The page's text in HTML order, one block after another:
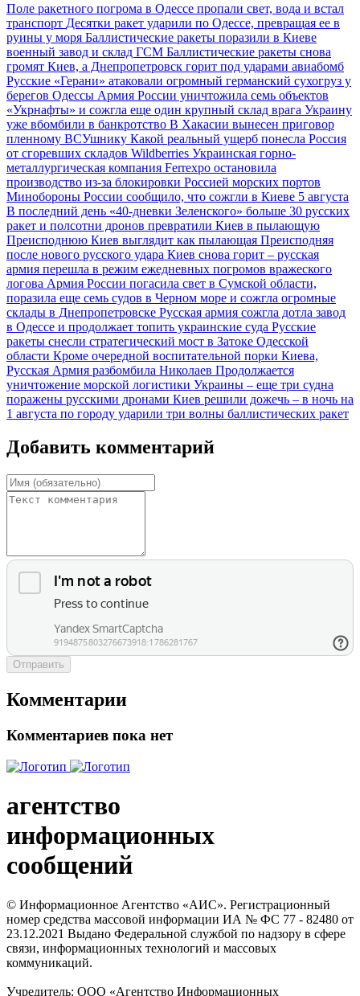
Поле ракетного погрома в Одессе пропали свет, вода и встал
транспорт Десятки ракет ударили по Одессе, превращая ее в
руины у моря Баллистические ракеты поразили в Киеве
военный завод и склад ГСМ Баллистические ракеты снова
громят Киев, а Днепропетровск горит под ударами авиабомб
Русские «Герани» атаковали огромный германский сухогруз у
берегов Одессы Армия России уничтожила семь объектов
«Укрнафты» и сожгла еще один крупный склад врага Украину
уже вбомбили в банкротство В Хакасии вынесен приговор
пленному ВСУшнику Какой реальный ущерб понесла Россия
от сгоревших складов Wildberries Украинская горно-
металлургическая компания Ferrexpo остановила
производство из-за блокировки Россией морских портов
Минобороны России сообщило, что сожгли в Киеве 5 августа
В последний день «40-дневки Зеленского» больше 30 русских
ракет и полсотни дронов превратили Киев в пылающую
Преисподнюю Киев выглядит как пылающая Преисподняя
после нового русского удара Киев снова горит – русская
армия перешла в режим ежедневных погромов вражеского
логова Армия России погасила свет в Сумской области,
поразила еще семь судов в Черном море и сожгла огромные
склады в Днепропетровске Русская армия сожгла дотла завод
в Одессе и продолжает топить украинские суда Русские
ракеты снесли стратегический мост в Затоке Одесской
области Кроме очередной воспитательной порки Киева,
Русская Армия разбомбила Николаев Продолжается
уничтожение морской логистики Украины – еще три судна
поражены русскими дронами Киев решили дожечь – в ночь на
1 августа по городу ударили три волны баллистических ракет
Добавить комментарий
Отправить
Комментарии
Комментариев пока нет
агентство
информационных
сообщений
© Информационное Агентство «АИС». Регистрационный
номер средства массовой информации ИА № ФС 77 - 82480 от
23.12.2021 Выдано Федеральной службой по надзору в сфере
связи, информационных технологий и массовых
коммуникаций.
Учредитель: ООО «Агентство Информационных